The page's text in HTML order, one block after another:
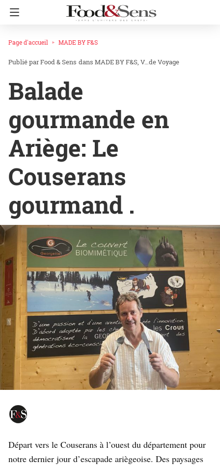
Page d'accueil MADE BY F&S
Food & Sens dans MADE BY F&S V…de Voyage
Balade
gourmande en
Ariège: Le
Couserans
gourmand .
Départ vers le Couserans à l’ouest du département pour
notre dernier jour d’escapade ariègeoise. Des paysages